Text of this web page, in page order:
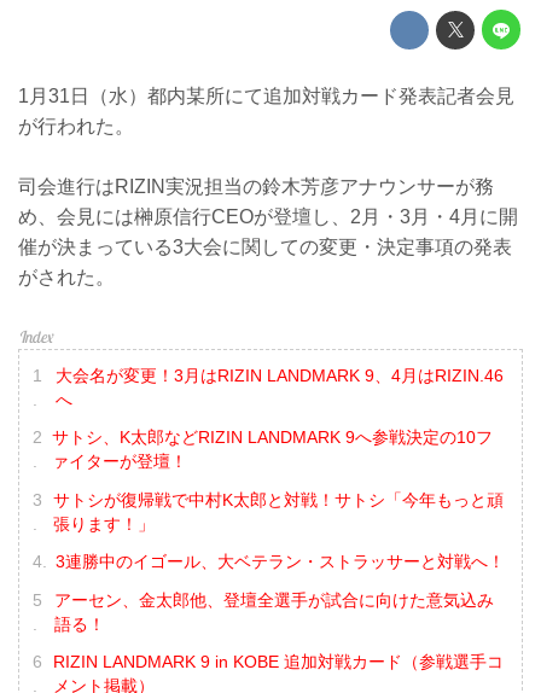
1月31日（水）都内某所にて追加対戦カード発表記者会見
が行われた。
司会進行はRIZIN実況担当の鈴木芳彦アナウンサーが務
め、会見には榊原信行CEOが登壇し、2月・3月・4月に開
催が決まっている3大会に関しての変更・決定事項の発表
がされた。
大会名が変更！3月はRIZIN LANDMARK 9、4月はRIZIN.46
へ
サトシ、K太郎などRIZIN LANDMARK 9へ参戦決定の10フ
ァイターが登壇！
サトシが復帰戦で中村K太郎と対戦！サトシ「今年もっと頑
張ります！」
3連勝中のイゴール、大ベテラン・ストラッサーと対戦へ！
アーセン、金太郎他、登壇全選手が試合に向けた意気込み
語る！
RIZIN LANDMARK 9 in KOBE 追加対戦カード（参戦選手コ
メント掲載）